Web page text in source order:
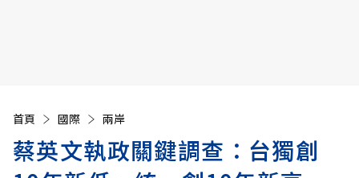
首頁 國際 兩岸
蔡英文執政關鍵調查：台獨創